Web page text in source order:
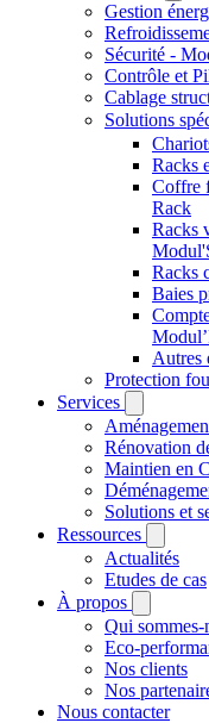
Gestion
Sécurité -
Contrôle et
Cablage
Solutions
Racks
Coffre
Rack
Racks
Racks
Baies
Autres
Protection
Services
Rénovation
Maintien en
Solutions et
Ressources
Actualités
Etudes de cas
À propos
Qui sommes-
Eco-
Nos clients
Nos
Nous contacter